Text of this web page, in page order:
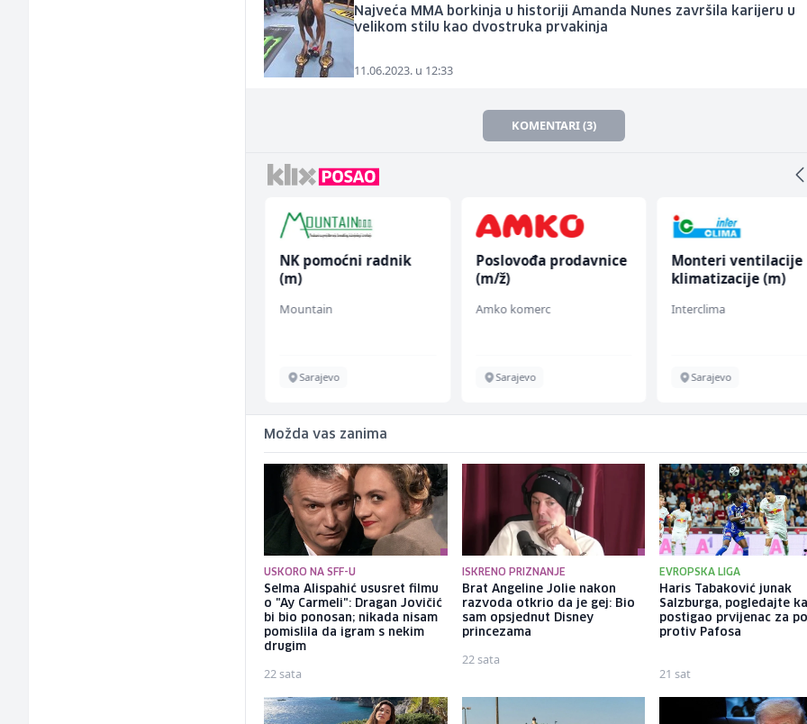
Najveća MMA borkinja u historiji Amanda Nunes završila karijeru u
velikom stilu kao dvostruka prvakinja
11.06.2023. u 12:33
KOMENTARI (3)
NK pomoćni radnik
(m)
Mountain
Sarajevo
Poslovođa prodavnice
(m/ž)
Amko komerc
Sarajevo
Monteri ventilacije
klimatizacije (m)
Interclima
Sarajevo
Možda vas zanima
USKORO NA SFF-U
Selma Alispahić ususret filmu
o "Ay Carmeli": Dragan Jovičić
bi bio ponosan; nikada nisam
pomislila da igram s nekim
drugim
22 sata
ISKRENO PRIZNANJE
Brat Angeline Jolie nakon
razvoda otkrio da je gej: Bio
sam opsjednut Disney
princezama
22 sata
EVROPSKA LIGA
Haris Tabaković junak
Salzburga, pogledajte
postigao prvijenac za
protiv Pafosa
21 sat